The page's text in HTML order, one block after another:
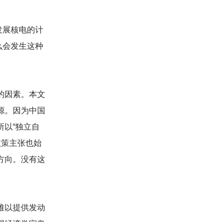
展核电的计
会发生这种
因素。本文
。因为中国
“独立自
主张也始
向。没有这
以提供发动